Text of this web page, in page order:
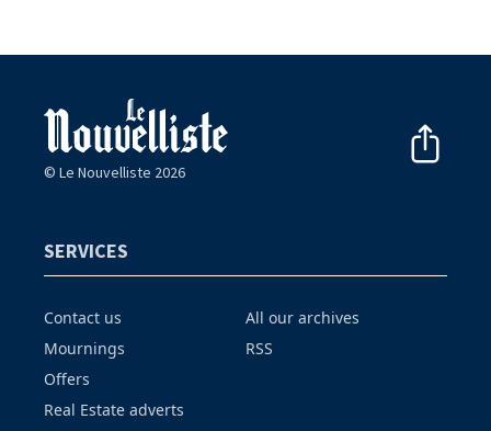
© Le Nouvelliste 2026
SERVICES
Contact us
Mournings
Offers
Real Estate adverts
All our archives
RSS